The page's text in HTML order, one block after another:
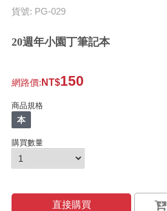
貨號: PG-029
20週年小園丁筆記本
網路價: 150
商品規格
本
購買數量
直接購買